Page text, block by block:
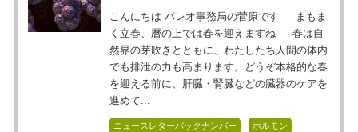
こんにちは パレオ事務局の菅原です まもま
く立春、暦の上では春を迎えますね 春は自
然界の芽吹きとともに、わたしたち人間の体内
でも排泄の力も高まります。どうぞ本格的な春
を迎える前に、肝臓・腎臓などの臓器のケアを
進めて...
ニュースレターバックナンバー ホルモン